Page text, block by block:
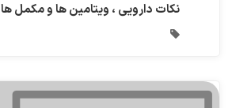
نکات دارویی ، ویتامین ها و مکمل ها